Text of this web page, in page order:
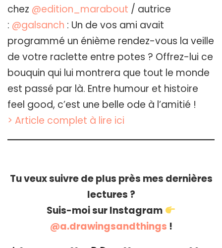
chez @edition_marabout / autrice
: @galsanch : Un de vos ami avait
programmé un énième rendez-vous la veille
de votre raclette entre potes ? Offrez-lui ce
bouquin qui lui montrera que tout le monde
est passé par là. Entre humour et histoire
feel good, c’est une belle ode à l’amitié !
> Article complet à lire ici
Tu veux suivre de plus près mes dernières
lectures ?
Suis-moi sur Instagram
@a.drawingsandthings !